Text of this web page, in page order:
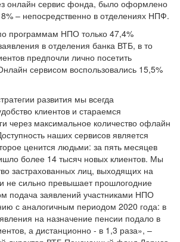
онлайн сервис фонда, было оформлено
– непосредственно в отделениях НПФ.
программам НПО только 47,4%
в отделения банка ВТБ, в то
предпочли лично посетить
сервисом воспользовались 15,5%
развития мы всегда
клиентов и стараемся
через максимальное количество офлайн
наших сервисов является
ценится людьми: за пять месяцев
более 14 тысяч новых клиентов. Мы
застрахованных лиц, выходящих на
не сильно превышает прошлогодние
подача заявлений участниками НПО
с аналогичным периодом 2020 года: в
на назначение пенсии подало в
а дистанционно - в 1,3 раза», –